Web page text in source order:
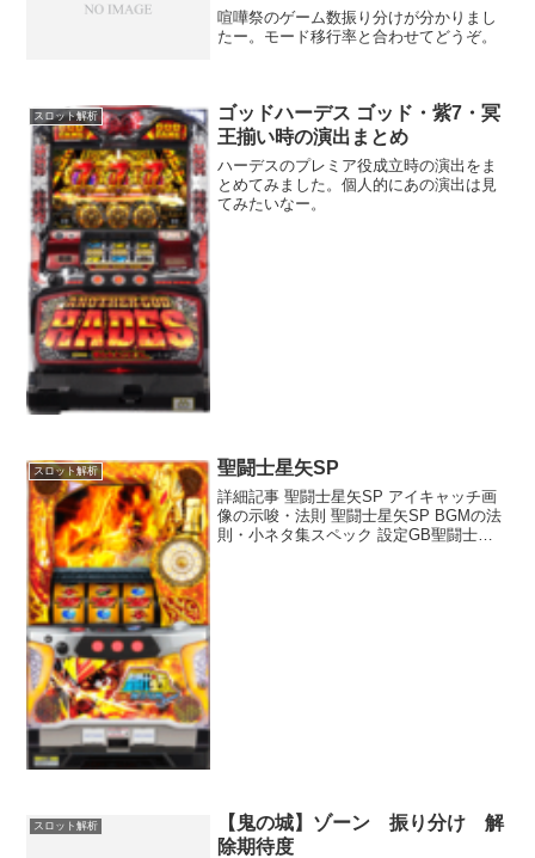
喧嘩祭のゲーム数振り分けが分かりまし
たー。モード移行率と合わせてどうぞ。
スロット解析
ゴッドハーデス ゴッド・紫7・冥
王揃い時の演出まとめ
ハーデスのプレミア役成立時の演出をま
とめてみました。個人的にあの演出は見
てみたいなー。
スロット解析 聖闘士星矢SP
詳細記事 聖闘士星矢SP アイキャッチ画
像の示唆・法則 聖闘士星矢SP BGMの法
則・小ネタ集スペック 設定GB聖闘士ラ
スロット解析
【鬼の城】ゾーン 振り分け 解
除期待度